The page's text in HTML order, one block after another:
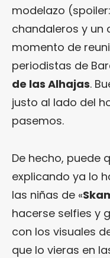
modelazo
chandaleros y un
momento de
periodistas de
de las Alhajas.
justo al lado del
pasemos.
De hecho, puede
explicando ya lo
las niñas de «
hacerse selfies y
con los visuales
que lo vieras en